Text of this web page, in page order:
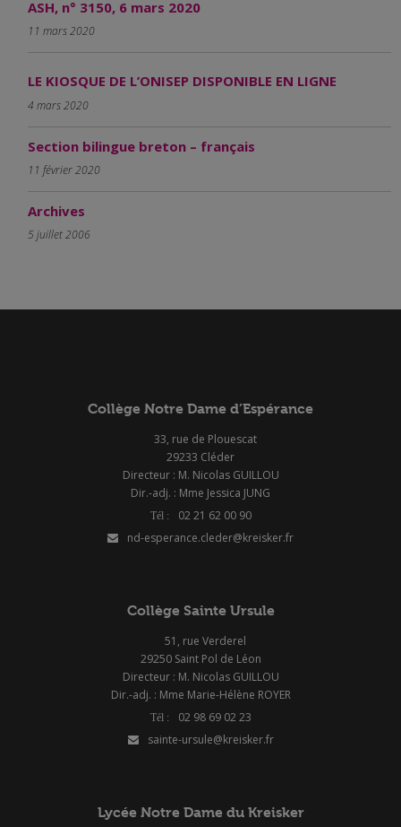
ASH, n° 3150, 6 mars 2020
11 mars 2020
LE KIOSQUE DE L’ONISEP DISPONIBLE EN LIGNE
4 mars 2020
Section bilingue breton – français
11 février 2020
Archives
5 juillet 2006
Collège Notre Dame d’Espérance
33, rue de Plouescat
29233 Cléder
Directeur : M. Nicolas GUILLOU
Dir.-adj. : Mme Jessica JUNG
02 21 62 00 90
nd-esperance.cleder@kreisker.fr
Collège Sainte Ursule
51, rue Verderel
29250 Saint Pol de Léon
Directeur : M. Nicolas GUILLOU
Dir.-adj. : Mme Marie-Hélène ROYER
02 98 69 02 23
sainte-ursule@kreisker.fr
Lycée Notre Dame du Kreisker